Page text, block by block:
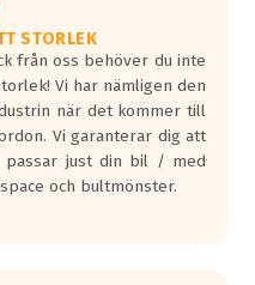
finnas
Hög
vågor
om det är
STORLEK
från oss behöver du inte
Vi har nämligen den
när det kommer till
Vi garanterar dig att
passar just din bil / med
och bultmönster.